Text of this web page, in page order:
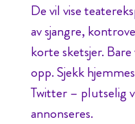
De vil vise
av sjangre,
korte sketsjer.
opp. Sjekk
Twitter – plutselig
annonseres.